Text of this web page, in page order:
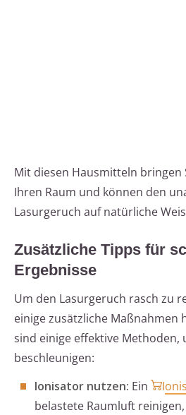
Mit diesen Hausmitteln bringen
Ihren Raum und können den
Lasurgeruch auf natürliche
Zusätzliche Tipps für
Ergebnisse
Um den Lasurgeruch rasch zu
einige zusätzliche Maßnahmen
sind einige effektive Methoden,
beschleunigen:
Ionisator nutzen: Ein
belastete Raumluft